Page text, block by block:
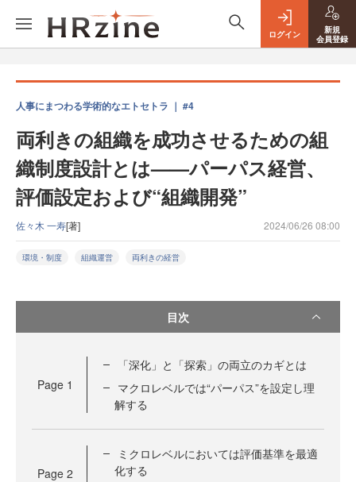
ログイン
新規
会員登録
人事にまつわる学術的なエトセトラ ｜ #4
両利きの組織を成功させるための組
織制度設計とは——パーパス経営、
評価設定および“組織開発”
佐々木 一寿[著] 2024/06/26 08:00
環境・制度 組織運営 両利きの経営
目次
Page 1
「深化」と「探索」の両立のカギとは
マクロレベルでは“パーパス”を設定し理
解する
Page 2
ミクロレベルにおいては評価基準を最適
化する